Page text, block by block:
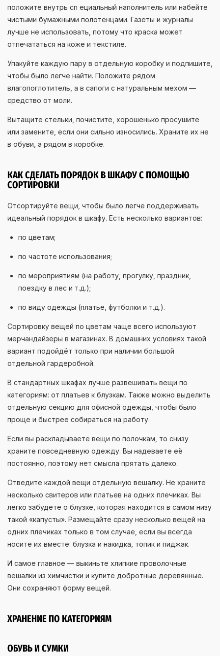
положите внутрь сп ециальный наполнитель или набейте
чистыми бумажными полотенцами. Газеты и журналы
лучше не использовать, потому что краска может
отпечататься на коже и текстиле.
Упакуйте каждую пару в отдельную коробку и подпишите,
чтобы было легче найти. Положите рядом
влагопоглотитель, а в сапоги с натуральным мехом —
средство от моли.
Вытащите стельки, почистите, хорошенько просушите
или замените, если они сильно износились. Храните их не
в обуви, а рядом в коробке.
КАК СДЕЛАТЬ ПОРЯДОК В ШКАФУ С ПОМОЩЬЮ
СОРТИРОВКИ
Отсортируйте вещи, чтобы было легче поддерживать
идеальный порядок в шкафу. Есть несколько вариантов:
по цветам;
по частоте использования;
по мероприятиям (на работу, прогулку, праздник,
поездку в лес и т.д.);
по виду одежды (платье, футболки и т.д.).
Сортировку вещей по цветам чаще всего используют
мерчандайзеры в магазинах. В домашних условиях такой
вариант подойдёт только при наличии большой
отдельной гардеробной.
В стандартных шкафах лучше развешивать вещи по
категориям: от платьев к блузкам. Также можно выделить
отдельную секцию для офисной одежды, чтобы было
проще и быстрее собираться на работу.
Если вы раскладываете вещи по полочкам, то снизу
храните повседневную одежду. Вы надеваете её
постоянно, поэтому нет смысла прятать далеко.
Отведите каждой вещи отдельную вешалку. Не храните
несколько свитеров или платьев на одних плечиках. Вы
легко забудете о блузке, которая находится в самом низу
такой «капусты». Размещайте сразу несколько вещей на
одних плечиках только в том случае, если вы всегда
носите их вместе: блузка и накидка, топик и пиджак.
И самое главное — выкиньте хлипкие проволочные
вешалки из химчистки и купите добротные деревянные.
Они сохраняют форму вещей.
ХРАНЕНИЕ ПО КАТЕГОРИЯМ
ОБУВЬ И СУМКИ